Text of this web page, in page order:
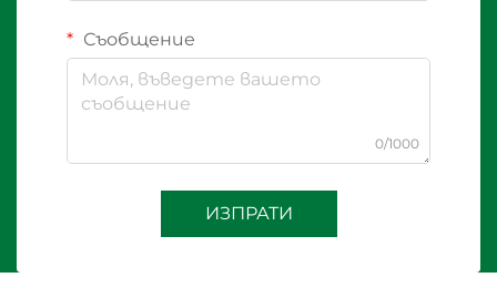
Съобщение
0/1000
ИЗПРАТИ